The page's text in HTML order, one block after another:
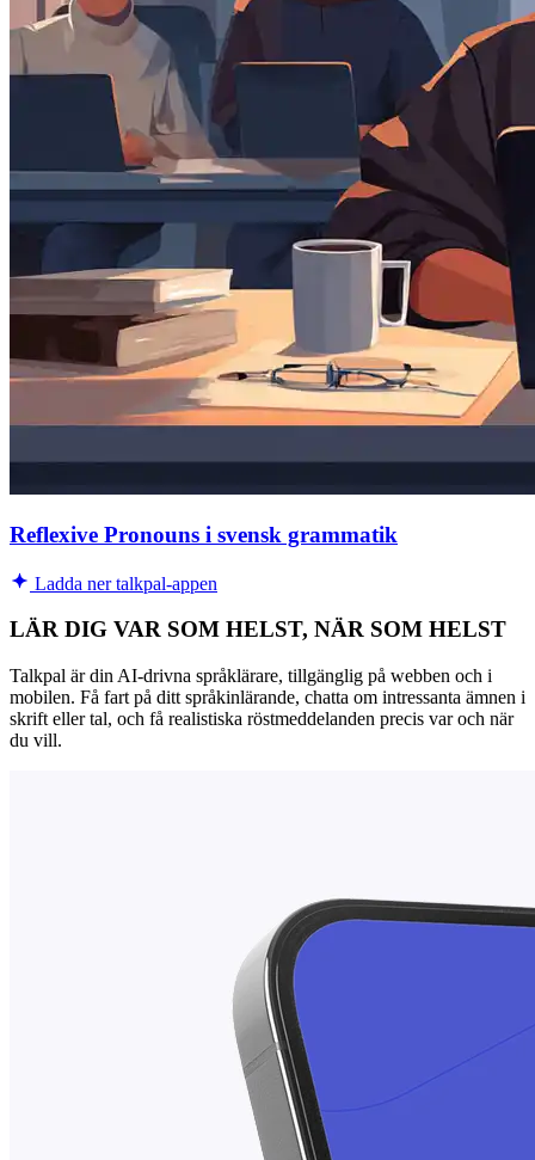
Reflexive Pronouns i svensk grammatik
Ladda ner talkpal-appen
LÄR DIG VAR SOM HELST, NÄR SOM HELST
Talkpal är din AI-drivna språklärare, tillgänglig på webben och i
mobilen. Få fart på ditt språkinlärande, chatta om intressanta ämnen i
skrift eller tal, och få realistiska röstmeddelanden precis var och när
du vill.